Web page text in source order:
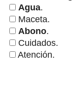
Agua.
Maceta.
Abono.
Cuidados.
Atención.